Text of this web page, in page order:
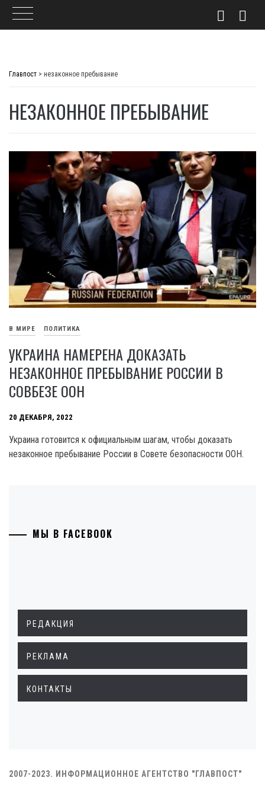
Главпост > незаконное пребывание
НЕЗАКОННОЕ ПРЕБЫВАНИЕ
В МИРЕ ПОЛИТИКА
УКРАИНА НАМЕРЕНА ДОКАЗАТЬ
НЕЗАКОННОЕ ПРЕБЫВАНИЕ РОССИИ В
СОВБЕЗЕ ООН
20 ДЕКАБРЯ, 2022
Украина готовится к официальным шагам, чтобы доказать
незаконное пребывание России в Совете безопасности ООН.
МЫ В FACEBOOK
РЕДАКЦИЯ
РЕКЛАМА
КОНТАКТЫ
2007-2023. ИНФОРМАЦИОННОЕ АГЕНТСТВО "ГЛАВПОСТ"